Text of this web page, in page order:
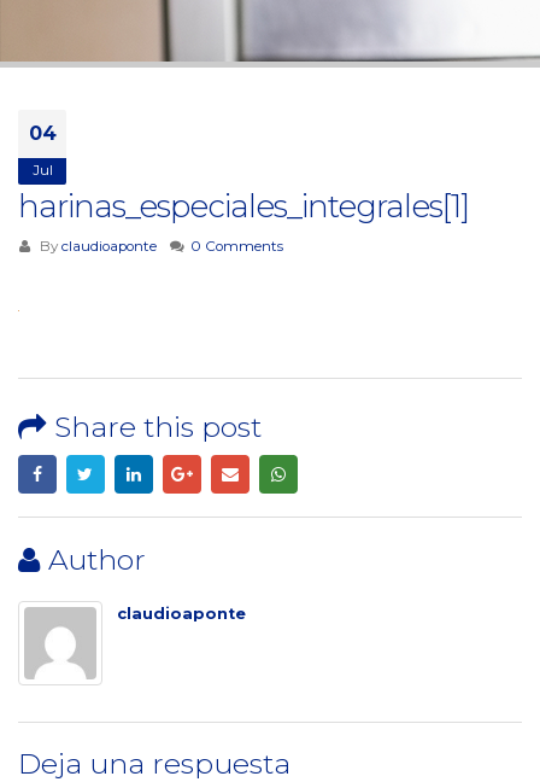
04
Jul
harinas_especiales_integrales[1]
By claudioaponte 0 Comments
Share this post
Author
claudioaponte
Deja una respuesta